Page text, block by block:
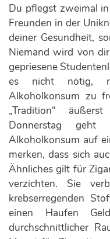
Du pflegst zweimal
Freunden in der
deiner Gesundheit,
Niemand wird von
gepriesene
es nicht nötig,
Alkoholkonsum zu
„Tradition“
Donnerstag geht
Alkoholkonsum auf
merken, dass sich
Ähnliches gilt für
verzichten. Sie
krebserregenden
einen Haufen
durchschnittlicher